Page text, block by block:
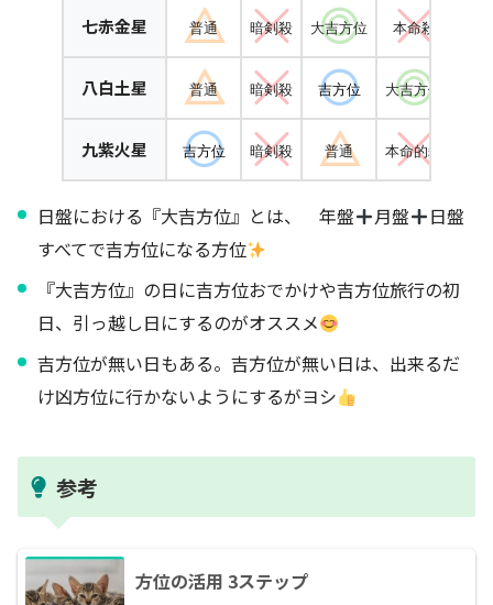
七赤金星 普通 暗剣殺 大吉方位 本命殺
八白土星 普通 暗剣殺 吉方位 大吉方位
九紫火星 吉方位 暗剣殺 普通 本命的殺
日盤における『大吉方位』とは、 年盤 月盤
日盤
すべてで吉方位になる方位
『大吉方位』の日に吉方位おでかけや吉方位旅行の初
日、引っ越し日にするのがオススメ
吉方位が無い日もある。吉方位が無い日は、出来るだ
け凶方位に行かないようにするがヨシ
参考
方位の活用 3ステップ